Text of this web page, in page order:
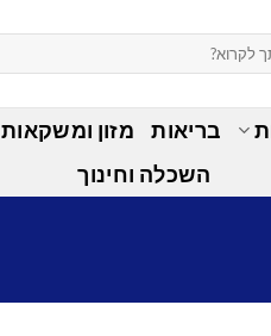
בריאות מזון ומשקאות
השכלה וחינוך